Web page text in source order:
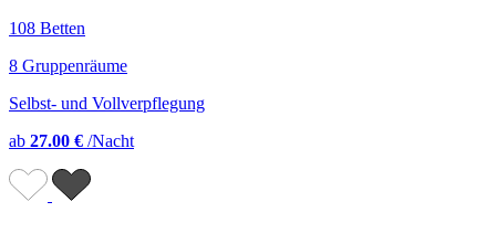
108 Betten
8 Gruppenräume
Selbst- und Vollverpflegung
ab 27.00 € /Nacht